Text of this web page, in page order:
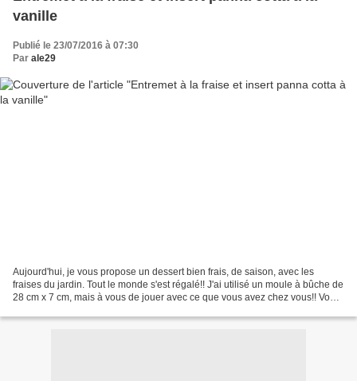
vanille
Publié le 23/07/2016 à 07:30
Par ale29
Aujourd'hui, je vous propose un dessert bien frais, de saison, avec les
fraises du jardin. Tout le monde s'est régalé!! J'ai utilisé un moule à bûche de
28 cm x 7 cm, mais à vous de jouer avec ce que vous avez chez vous!! Vous